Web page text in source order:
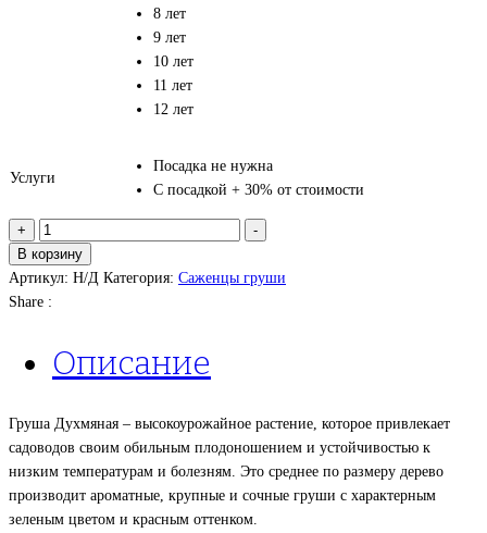
8 лет
9 лет
10 лет
11 лет
12 лет
Услуги
Посадка не нужна
С посадкой + 30% от стоимости
+
Количество
товара
Груша
Духмяная
-
В корзину
Артикул: Н/Д Категория: Саженцы груши
Share :
Описание
Груша Духмяная – высокоурожайное растение, которое привлекает
садоводов своим обильным плодоношением и устойчивостью к
низким температурам и болезням. Это среднее по размеру дерево
производит ароматные, крупные и сочные груши с характерным
зеленым цветом и красным оттенком.